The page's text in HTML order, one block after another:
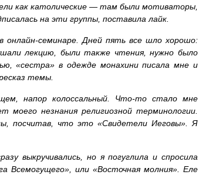
как католические — там были мотиваторы,
на эти группы, поставила лайк.
семинаре. Дней пять все шло хорошо:
лекцию, были также чтения, нужно было
«сестра» в одежде монахини писала мне и
темы.
напор колоссальный. Что-то стало мне
незнания религиозной терминологии.
посчитав, что это «Свидетели Иеговы». Я
выкручивались, но я погуглила и спросила
Всемогущего», или «Восточная молния». Еле